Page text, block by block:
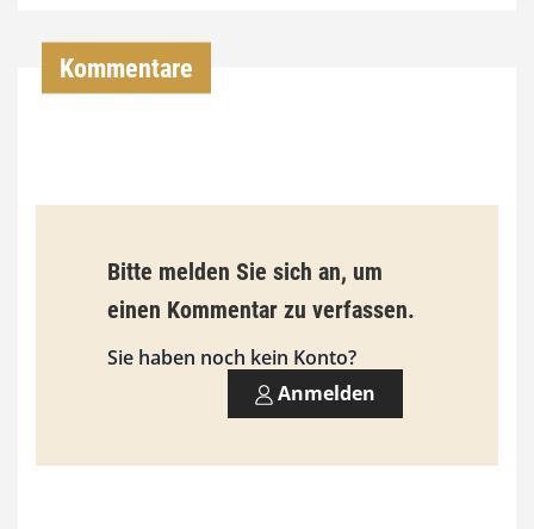
€
i
s
9
0
Kommentare
Bitte melden Sie sich an, um
einen Kommentar zu verfassen.
Sie haben noch kein Konto?
Anmelden